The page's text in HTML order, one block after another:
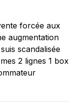
forcée aux
augmentation
scandalisée
2 lignes 1 box